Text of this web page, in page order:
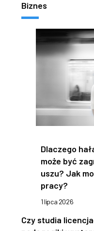
Biznes
Dlaczego
może być
uszu? Jak
pracy?
1 lipca 2026
Czy studia